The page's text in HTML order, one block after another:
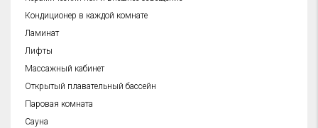
Кондиционер в каждой комнате
Ламинат
Лифты
Массажный кабинет
Открытый плавательный бассейн
Паровая комната
Сауна